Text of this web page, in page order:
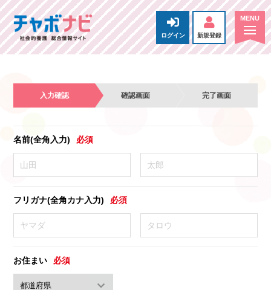
ログイン 新規登録
入力確認 確認画面 完了画面
名前(全角入力) 必須
フリガナ(全角カナ入力) 必須
お住まい 必須